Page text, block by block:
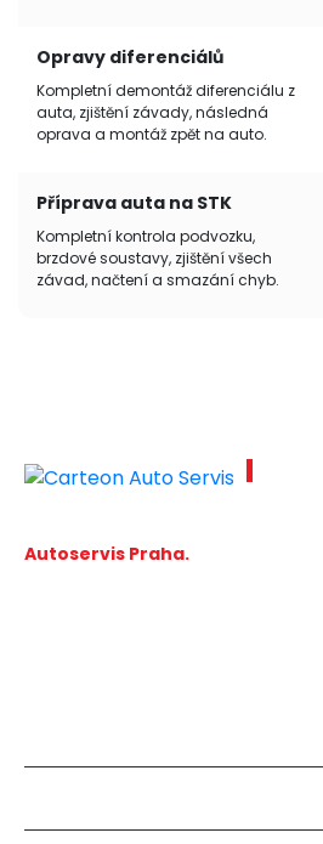
Opravy diferenciálů
Kompletní demontáž diferenciálu z
auta, zjištění závady, následná
oprava a montáž zpět na auto.
Příprava auta na STK
Kompletní kontrola podvozku,
brzdové soustavy, zjištění všech
závad, načtení a smazání chyb.
Autoservis Praha.